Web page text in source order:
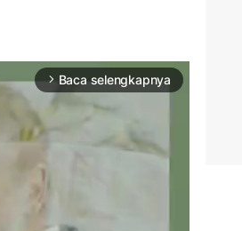
arrow_forward_ios Baca selengkapnya